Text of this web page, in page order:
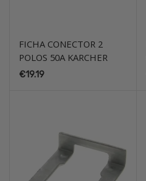
FICHA CONECTOR 2
POLOS 50A KARCHER
€19.19